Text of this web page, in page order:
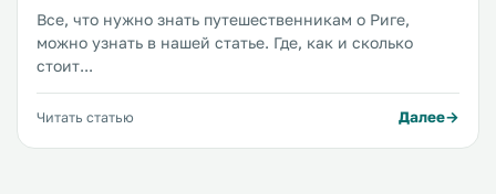
Все, что нужно знать путешественникам о Риге,
можно узнать в нашей статье. Где, как и сколько
стоит...
Читать статью Далее